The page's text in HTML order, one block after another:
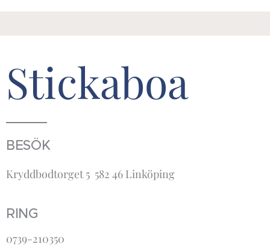
Stickaboa
BESÖK
Kryddbodtorget 5 582 46 Linköping
RING
0739-210350